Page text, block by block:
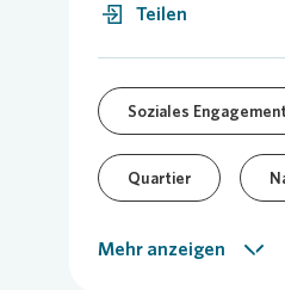
Teilen
Soziales Engagement
Quartier
Vor-Ort-Meldung
Mehr anzeigen